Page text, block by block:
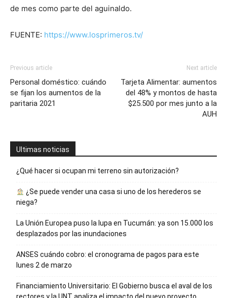
de mes como parte del aguinaldo.
FUENTE: https://www.losprimeros.tv/
Previous article
Personal doméstico: cuándo
se fijan los aumentos de la
paritaria 2021
Next article
Tarjeta Alimentar: aumentos
del 48% y montos de hasta
$25.500 por mes junto a la
AUH
Ultimas noticias
¿Qué hacer si ocupan mi terreno sin autorización?
¿Se puede vender una casa si uno de los herederos se
niega?
La Unión Europea puso la lupa en Tucumán: ya son 15.000 los
desplazados por las inundaciones
ANSES cuándo cobro: el cronograma de pagos para este
lunes 2 de marzo
Financiamiento Universitario: El Gobierno busca el aval de los